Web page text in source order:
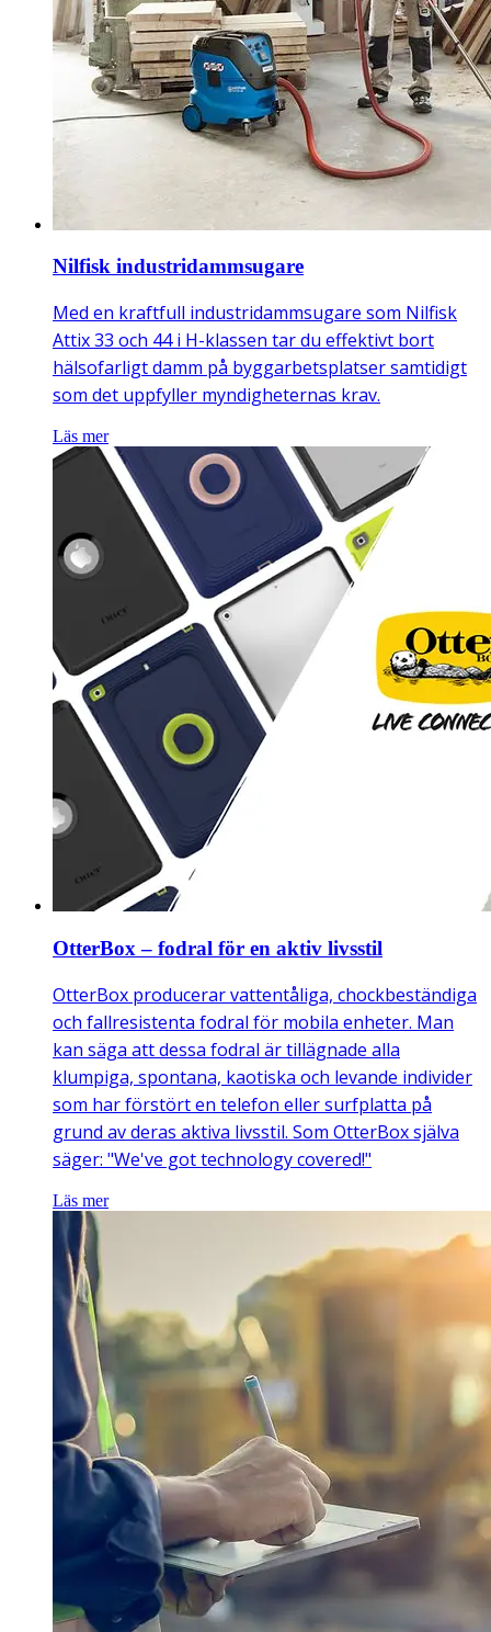
Nilfisk industridammsugare
Med en kraftfull industridammsugare som Nilfisk
Attix 33 och 44 i H-klassen tar du effektivt bort
hälsofarligt damm på byggarbetsplatser samtidigt
som det uppfyller myndigheternas krav.
Läs mer
OtterBox – fodral för en aktiv livsstil
OtterBox producerar vattentåliga, chockbeständiga
och fallresistenta fodral för mobila enheter. Man
kan säga att dessa fodral är tillägnade alla
klumpiga, spontana, kaotiska och levande individer
som har förstört en telefon eller surfplatta på
grund av deras aktiva livsstil. Som OtterBox själva
säger: "We've got technology covered!"
Läs mer